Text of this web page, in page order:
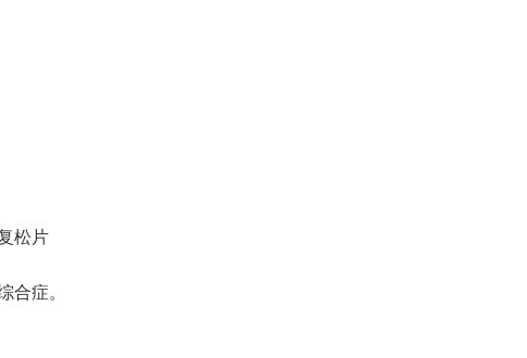
松片
合症。